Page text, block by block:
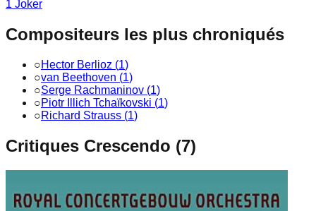
1 Joker
Compositeurs les plus chroniqués
○Hector Berlioz (1)
○van Beethoven (1)
○Serge Rachmaninov (1)
○Piotr Illich Tchaïkovski (1)
○Richard Strauss (1)
Critiques Crescendo (7)